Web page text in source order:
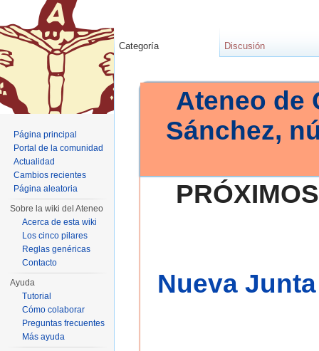
Ateneo de
Sánchez,
Nueva
Categoría Discusión
Página principal
Portal de la comunidad
Actualidad
Cambios recientes
Página aleatoria
Sobre la wiki del Ateneo
Acerca de esta wiki
Los cinco pilares
Reglas genéricas
Contacto
Ayuda
Tutorial
Cómo colaborar
Preguntas frecuentes
Más ayuda